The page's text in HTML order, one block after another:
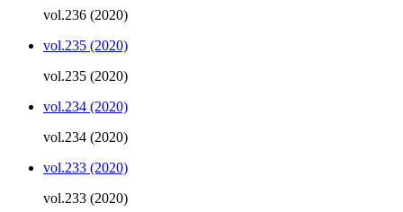
vol.236 (2020)
vol.235 (2020)
vol.235 (2020)
vol.234 (2020)
vol.234 (2020)
vol.233 (2020)
vol.233 (2020)